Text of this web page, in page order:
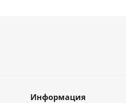
Информация